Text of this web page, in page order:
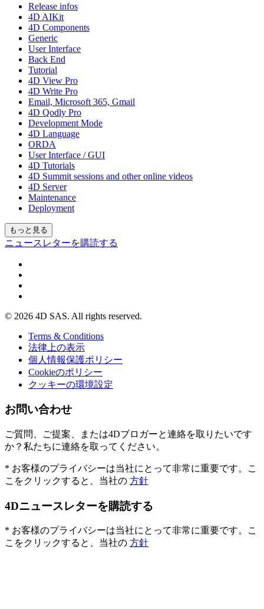
Release infos
4D AIKit
4D Components
Generic
User Interface
Back End
Tutorial
4D View Pro
4D Write Pro
Email, Microsoft 365, Gmail
4D Qodly Pro
Development Mode
4D Language
ORDA
User Interface / GUI
4D Tutorials
4D Summit sessions and other online videos
4D Server
Maintenance
Deployment
もっと見る
ニュースレターを購読する
© 2026 4D SAS. All rights reserved.
Terms & Conditions
法律上の表示
個人情報保護ポリシー
Cookieのポリシー
クッキーの環境設定
お問い合わせ
ご質問、ご提案、または4Dブロガーと連絡を取りたいです
か？私たちに連絡を取ってください。
* お客様のプライバシーは当社にとって非常に重要です。こ
こをクリックすると、当社の 方針
4Dニュースレターを購読する
* お客様のプライバシーは当社にとって非常に重要です。こ
こをクリックすると、当社の 方針